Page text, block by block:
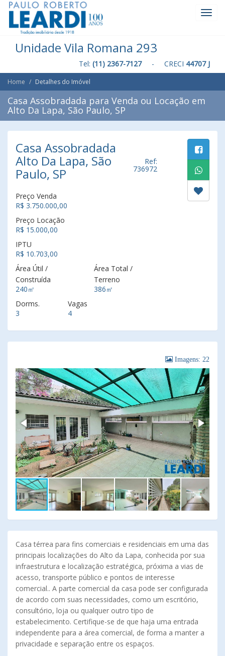
Unidade Vila Romana 293
Tel: (11) 2367-7127- CRECI 44707 J
Home Detalhes do Imóvel
Casa Assobradada para Venda ou Locação em
Alto Da Lapa, São Paulo, SP
Casa Assobradada
Alto Da Lapa, São
Paulo, SP
Ref:
736972
Preço Venda
R$ 3.750.000,00
Preço Locação
R$ 15.000,00
IPTU
R$ 10.703,00
Área Útil /
Construída
240㎡
Área Total /
Terreno
386㎡
Dorms.
3
Vagas
4
Imagens: 22
Casa térrea para fins comerciais e residenciais em uma das
principais localizações do Alto da Lapa, conhecida por sua
infraestrutura e localização estratégica, próxima a vias de
acesso, transporte público e pontos de interesse
comercial.. A parte comercial da casa pode ser configurada
de acordo com suas necessidades, como um escritório,
consultório, loja ou qualquer outro tipo de
estabelecimento. Certifique-se de que haja uma entrada
independente para a área comercial, de forma a manter a
privacidade e separação entre os espaços.